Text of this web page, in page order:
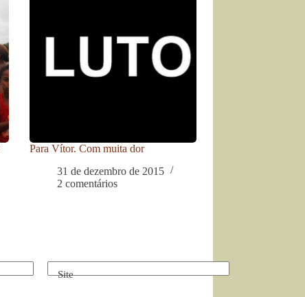
Para Vítor. Com muita dor
31 de dezembro de 2015
2 comentários
Site